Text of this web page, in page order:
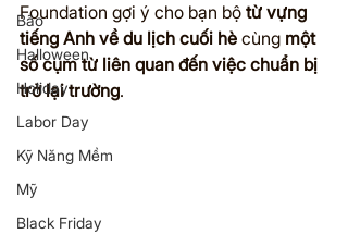
Bão
Halloween
Holiday
Labor Day
Kỹ Năng Mềm
Mỹ
Black Friday
Foundation gợi ý cho bạn bộ từ vựng
tiếng Anh về du lịch cuối hè cùng một
số cụm từ liên quan đến việc chuẩn bị
trở lại trường.